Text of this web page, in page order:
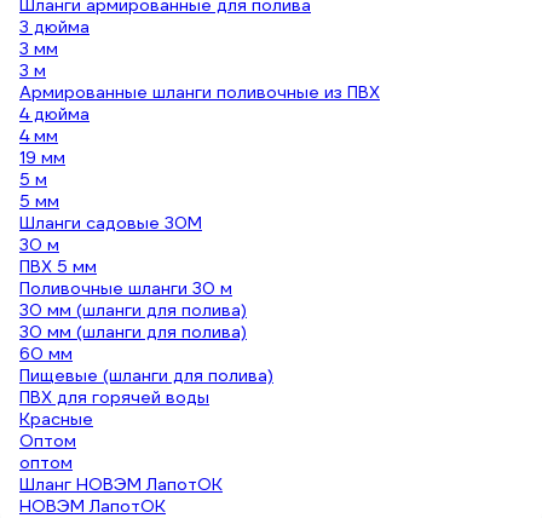
Шланги армированные для полива
3 дюйма
3 мм
3 м
Армированные шланги поливочные из ПВХ
4 дюйма
4 мм
19 мм
5 м
5 мм
Шланги садовые 30М
30 м
ПВХ 5 мм
Поливочные шланги 30 м
30 мм (шланги для полива)
30 мм (шланги для полива)
60 мм
Пищевые (шланги для полива)
ПВХ для горячей воды
Красные
Оптом
оптом
Шланг НОВЭМ ЛапотОК
НОВЭМ ЛапотОК